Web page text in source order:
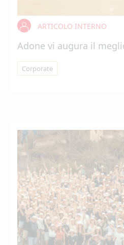
ARTICOLO INTERNO
Adone vi augura il
Corporate